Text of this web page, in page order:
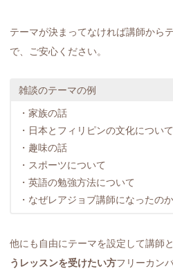
テーマが決まってなければ講師から
で、ご安心ください。
雑談のテーマの例
・家族の話
・日本とフィリピンの文化について
・趣味の話
・スポーツについて
・英語の勉強方法について
・なぜレアジョブ講師になったの
他にも自由にテーマを設定して講師
うレッスンを受けたい方フリーカン